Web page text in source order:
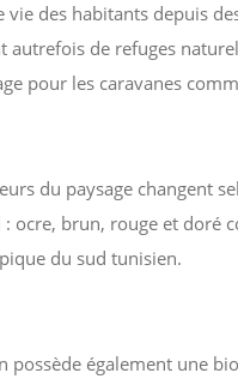
vie des habitants depuis
autrefois de refuges
pour les caravanes
du paysage changent
: ocre, brun, rouge et doré
du sud tunisien.
possède également une